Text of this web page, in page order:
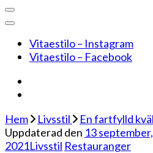
Vitaestilo – Instagram
Vitaestilo – Facebook
Hem Livsstil
En fartfylld
Uppdaterad den 13
2021Livsstil Restauranger